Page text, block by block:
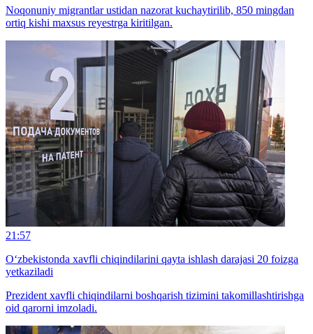
Noqonuniy migrantlar ustidan nazorat kuchaytirilib, 850 mingdan
ortiq kishi maxsus reyestrga kiritilgan.
21:57
O‘zbekistonda xavfli chiqindilarini qayta ishlash darajasi 20 foizga
yetkaziladi
Prezident xavfli chiqindilarni boshqarish tizimini takomillashtirishga
oid qarorni imzoladi.